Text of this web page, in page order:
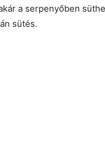
a serpenyőben
sütés.